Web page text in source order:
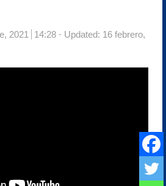
2021 14:28
Updated: 16 febrero,